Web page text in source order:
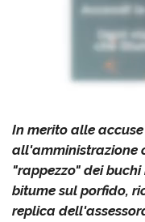
In merito alle
all'amministrazione
"rappezzo" dei
bitume sul porfido,
replica